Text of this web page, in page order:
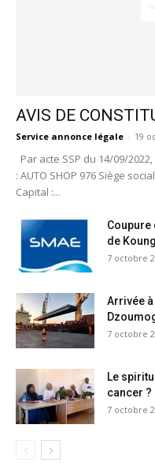
AVIS DE
Service annonce légale - 19
Par acte SSP du 14/09/
: AUTO SHOP 976 Siège
Capital :...
Coupure
de
7 octobre
Arrivée
7 octobre
Le
cancer ?
7 octobre